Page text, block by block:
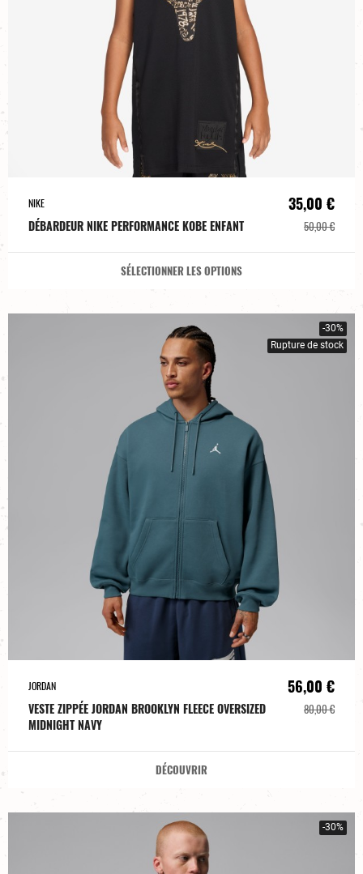
NIKE
DÉBARDEUR NIKE PERFORMANCE KOBE ENFANT
35,00 €
50,00 €
SÉLECTIONNER LES OPTIONS
-30%
Rupture de stock
JORDAN
VESTE ZIPPÉE JORDAN BROOKLYN FLEECE OVERSIZED
MIDNIGHT NAVY
56,00 €
80,00 €
DÉCOUVRIR
-30%